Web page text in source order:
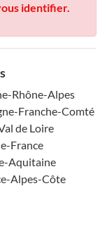
identifier.
Rhône-Alpes
Franche-Comté
de Loire
France
Aquitaine
Alpes-Côte